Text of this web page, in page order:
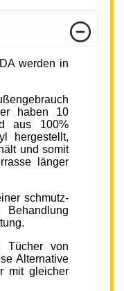
werden in
haben 10
aus 100%
hergestellt,
und somit
länger
schmutz-
Behandlung
Tücher von
Alternative
mit gleicher